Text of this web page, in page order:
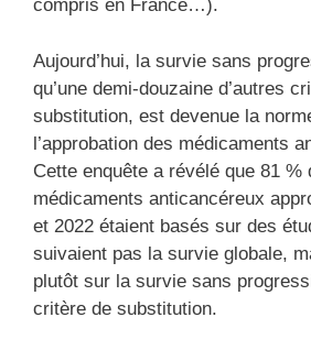
compris en France…).
Aujourd’hui, la survie sans
qu’une demi-douzaine d’autres
substitution, est devenue la
l’approbation des médicaments
Cette enquête a révélé que 81 %
médicaments anticancéreux
et 2022 étaient basés sur des
suivaient pas la survie globale,
plutôt sur la survie sans
critère de substitution.